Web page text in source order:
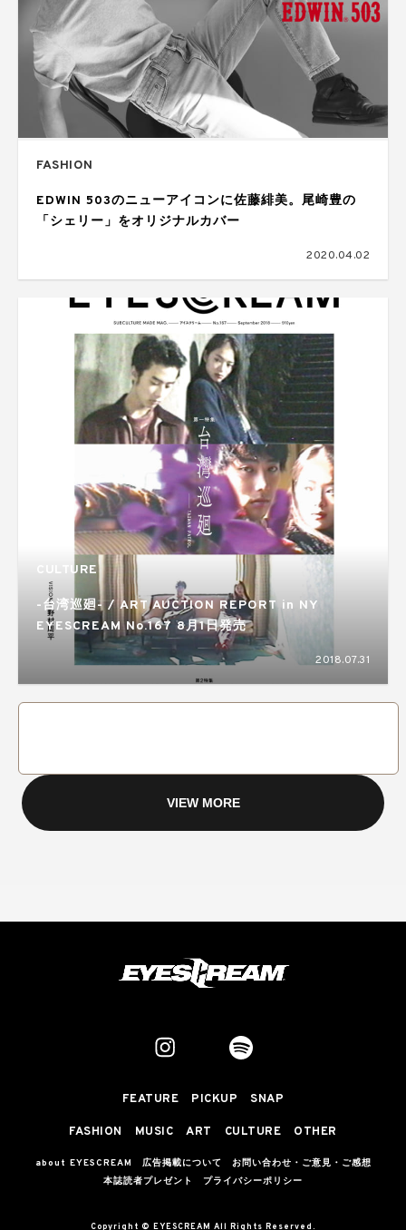
FASHION
EDWIN 503のニューアイコンに佐藤緋美。尾崎豊の
「シェリー」をオリジナルカバー
2020.04.02
CULTURE
-台湾巡廻- / ART AUCTION REPORT in NY
EYESCREAM No.167 8月1日発売
2018.07.31
VIEW MORE
FEATURE PICKUP SNAP
FASHION MUSIC ART CULTURE OTHER
about EYESCREAM 広告掲載について
お問い合わせ・ご意見・ご感想
本誌読者プレゼント
プライバシーポリシー
Copyright © EYESCREAM All Rights Reserved.